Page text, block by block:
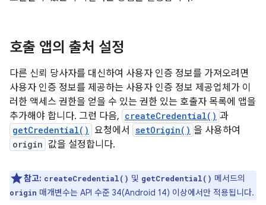
호출 앱의 출처 설정
다른 신뢰 당사자를 대신하여 사용자 인증 정보를 가져오려면
사용자 인증 정보를 제공하는 사용자 인증 정보 제공업체가 이
러한 액세스 권한을 얻을 수 있는 권한 있는 호출자 목록에 앱을
추가해야 합니다. 그런 다음, createCredential() 과
getCredential() 요청에서 setOrigin() 을 사용하여
origin 값을 설정합니다.
참고: createCredential() 및 getCredential() 메서드의
origin 매개변수는 API 수준 34(Android 14) 이상에서만 적용됩니다.